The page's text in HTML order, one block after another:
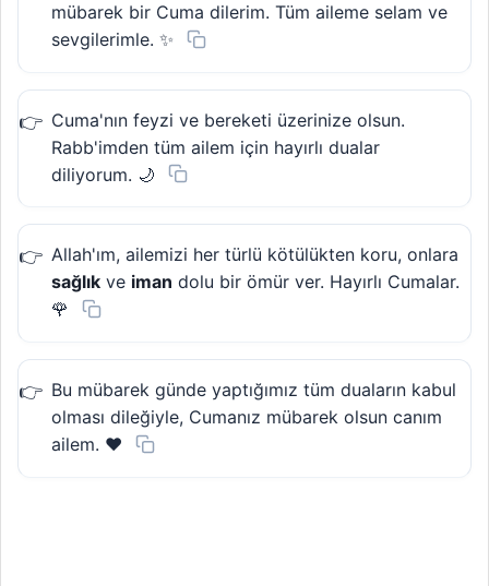
mübarek bir Cuma dilerim. Tüm aileme selam ve
sevgilerimle. ✨
Cuma'nın feyzi ve bereketi üzerinize olsun.
Rabb'imden tüm ailem için hayırlı dualar
diliyorum. 🌙
Allah'ım, ailemizi her türlü kötülükten koru, onlara
sağlık ve iman dolu bir ömür ver. Hayırlı Cumalar.
🌹
Bu mübarek günde yaptığımız tüm duaların kabul
olması dileğiyle, Cumanız mübarek olsun canım
ailem. ❤️